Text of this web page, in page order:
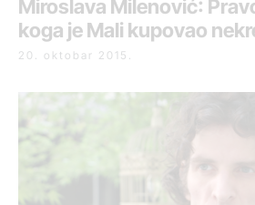
Miroslava Milenović:
koga je Mali kupovao
20. oktobar 2015.